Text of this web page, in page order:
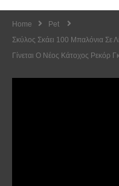
Home
Pet
Σκύλος Σκάει 100 Μπαλόνια Σε
Γίνεται Ο Νέος Κάτοχος Ρεκόρ